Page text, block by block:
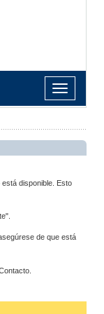
Toggle
navigation
disponible. Esto
de que está